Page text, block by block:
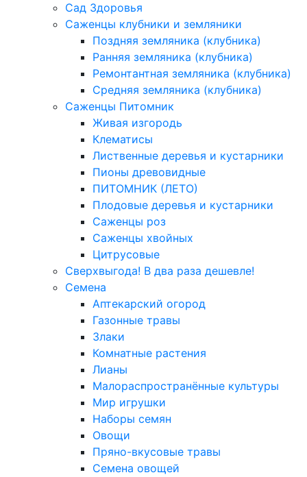
Сад Здоровья
Саженцы клубники и земляники
Поздняя земляника (клубника)
Ранняя земляника (клубника)
Ремонтантная земляника (клубника)
Средняя земляника (клубника)
Саженцы Питомник
Живая изгородь
Клематисы
Лиственные деревья и кустарники
Пионы древовидные
ПИТОМНИК (ЛЕТО)
Плодовые деревья и кустарники
Саженцы роз
Саженцы хвойных
Цитрусовые
Сверхвыгода! В два раза дешевле!
Семена
Аптекарский огород
Газонные травы
Злаки
Комнатные растения
Лианы
Малораспространённые культуры
Мир игрушки
Наборы семян
Овощи
Пряно-вкусовые травы
Семена овощей